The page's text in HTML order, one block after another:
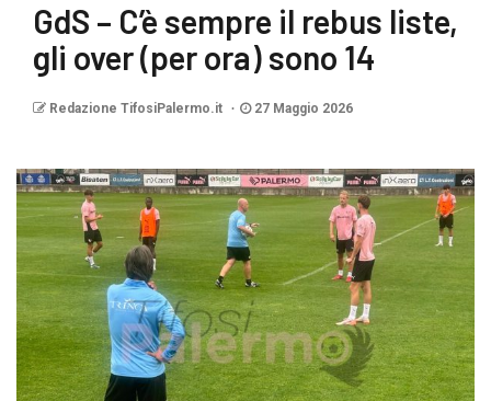
GdS – C’è sempre il rebus liste,
gli over (per ora) sono 14
Redazione TifosiPalermo.it 27 Maggio 2026